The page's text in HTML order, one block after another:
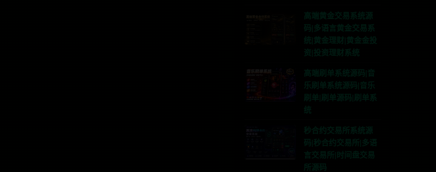
高端黄金交易系统源
码|多语言黄金交易系
统|黄金理财|黄金金投
资|投资理财系统
高端刷单系统源码|音
乐刷单系统源码|音乐
刷单|刷单源码|刷单系
统
秒合约交易所系统源
码|秒合约交易所|多语
言交易所|时间盘交易
所源码